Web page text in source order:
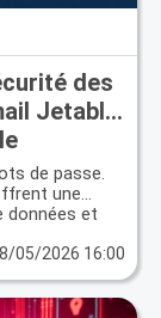
des
Jetable
de passe.
une
données et
05/2026 16:00